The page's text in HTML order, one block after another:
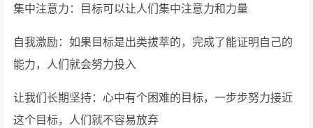
集中注意力：目标可以让人们集中注意力和力量
自我激励：如果目标是出类拔萃的，完成了能证明自己的
能力，人们就会努力投入
让我们长期坚持：心中有个困难的目标，一步步努力接近
这个目标，人们就不容易放弃